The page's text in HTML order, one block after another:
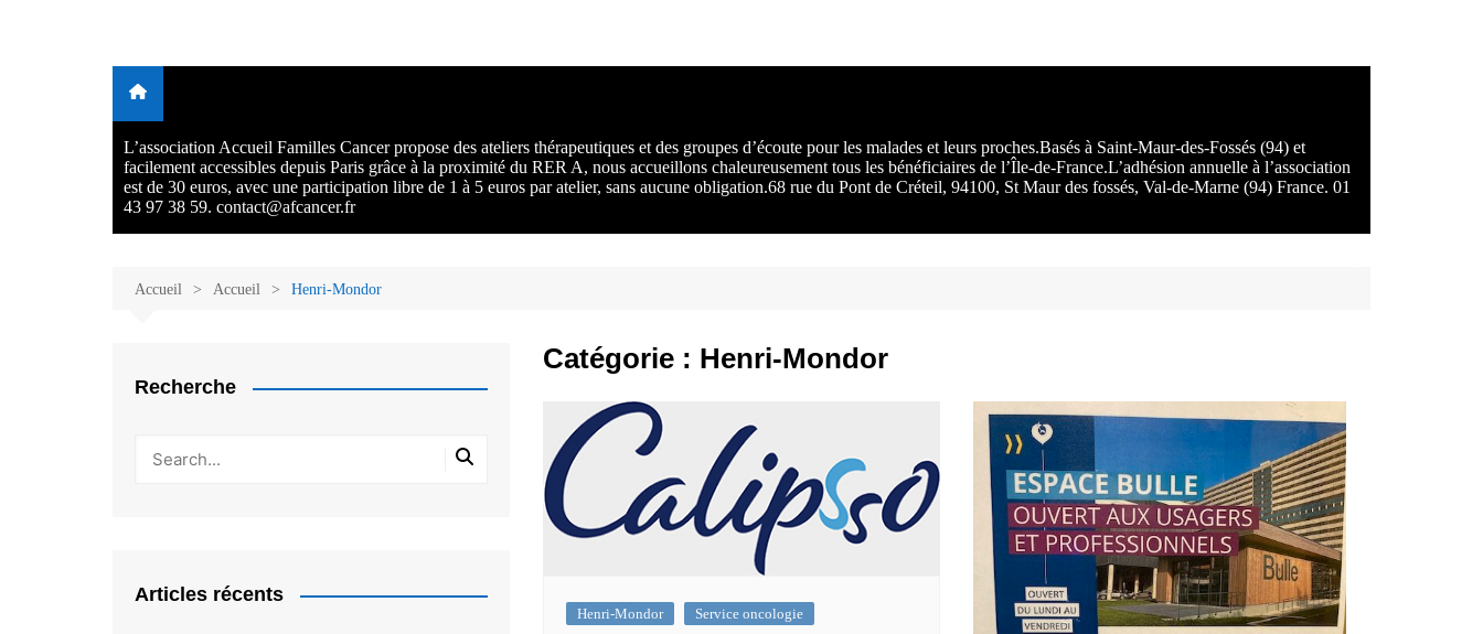
avec et après le cancer
Ecoute thérapeutique, sophrologie, sport adapté, art thérapie,
musico thérapie… . L'adhésion annuelle est de 30 euros avec une
participation libre de 1 à 5 euros par atelier sans obligation.
L’association Accueil Familles Cancer propose des ateliers thérapeutiques et des groupes d’écoute pour les malades et leurs proches.Basés à Saint-Maur-des-Fossés (94) et
facilement accessibles depuis Paris grâce à la proximité du RER A, nous accueillons chaleureusement tous les bénéficiaires de l’Île-de-France.L’adhésion annuelle à l’association
est de 30 euros, avec une participation libre de 1 à 5 euros par atelier, sans aucune obligation.68 rue du Pont de Créteil, 94100, St Maur des fossés, Val-de-Marne (94) France. 01
43 97 38 59. contact@afcancer.fr
Accueil Accueil Henri-Mondor
Catégorie : Henri-Mondor
Henri-Mondor
Service oncologie
Recherche
Articles récents